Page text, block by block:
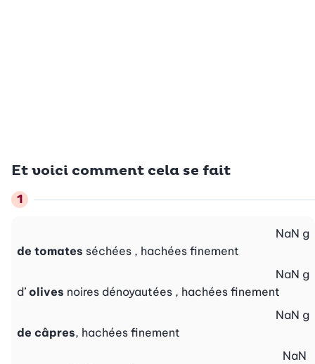
Et voici comment cela se fait
de tomates séchées , hachées finement
NaN g
d’ olives noires dénoyautées , hachées finement
NaN g
de câpres, hachées finement
NaN g
NaN